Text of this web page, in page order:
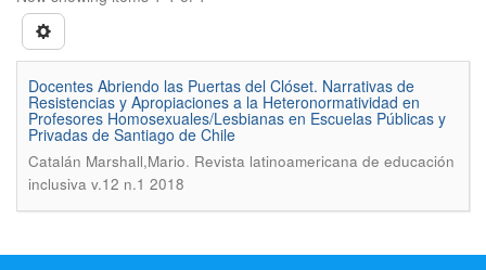
Docentes Abriendo las Puertas del Clóset. Narrativas de
Resistencias y Apropiaciones a la Heteronormatividad en
Profesores Homosexuales/Lesbianas en Escuelas Públicas y
Privadas de Santiago de Chile
Catalán Marshall,Mario. Revista latinoamericana de educación
inclusiva v.12 n.1 2018